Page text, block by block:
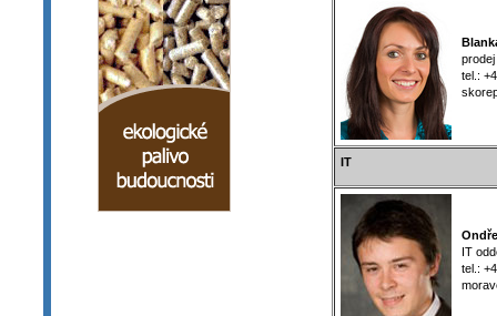
prodej
tel.:
IT
IT
tel.: